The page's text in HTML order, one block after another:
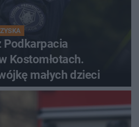
Podkarpacia
Kostomłotach.
małych dzieci